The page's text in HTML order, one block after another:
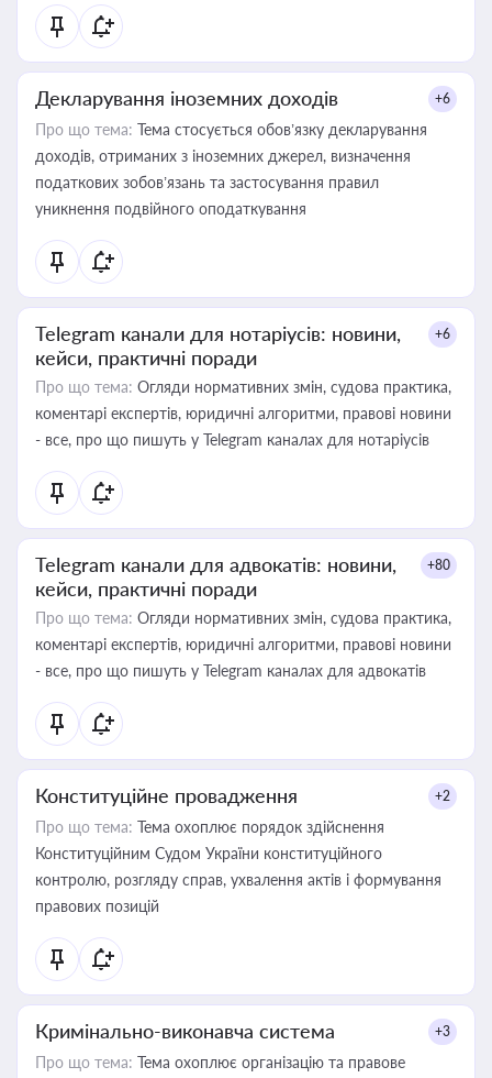
Декларування іноземних доходів +6
Про що тема: Тема стосується обов’язку декларування
доходів, отриманих з іноземних джерел, визначення
податкових зобов’язань та застосування правил
уникнення подвійного оподаткування
Telegram канали для нотаріусів: новини,
кейси, практичні поради
+6
Про що тема: Огляди нормативних змін, судова практика,
коментарі експертів, юридичні алгоритми, правові новини
- все, про що пишуть у Telegram каналах для нотаріусів
Telegram канали для адвокатів: новини,
кейси, практичні поради
+80
Про що тема: Огляди нормативних змін, судова практика,
коментарі експертів, юридичні алгоритми, правові новини
- все, про що пишуть у Telegram каналах для адвокатів
Конституційне провадження +2
Про що тема: Тема охоплює порядок здійснення
Конституційним Судом України конституційного
контролю, розгляду справ, ухвалення актів і формування
правових позицій
Кримінально-виконавча система +3
Про що тема: Тема охоплює організацію та правове